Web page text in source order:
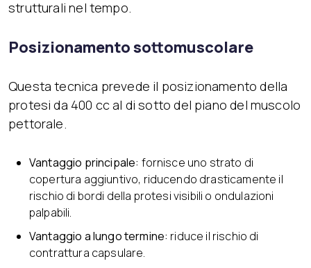
strutturali nel tempo.
Posizionamento sottomuscolare
Questa tecnica prevede il posizionamento della
protesi da 400 cc al di sotto del piano del muscolo
pettorale.
Vantaggio principale: fornisce uno strato di
copertura aggiuntivo, riducendo drasticamente il
rischio di bordi della protesi visibili o ondulazioni
palpabili.
Vantaggio a lungo termine: riduce il rischio di
contrattura capsulare.